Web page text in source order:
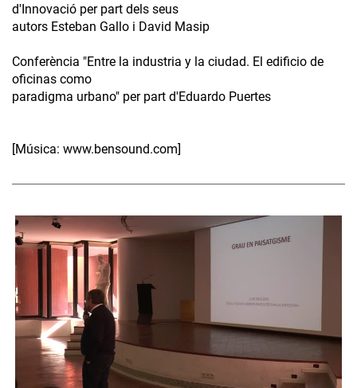
d'Innovació per part dels seus
autors Esteban Gallo i David Masip
Conferència "Entre la industria y la ciudad. El edificio de
oficinas como
paradigma urbano" per part d'Eduardo Puertes
[Música: www.bensound.com]